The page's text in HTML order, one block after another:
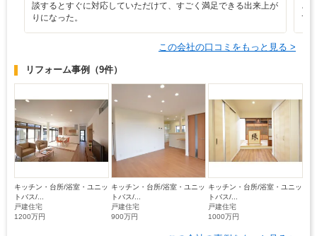
談するとすぐに対応していただけて、すごく満足できる出来上が
りになった。
ざ
て
この会社の口コミをもっと見る >
リフォーム事例 （9件）
キッチン・台所/浴室・ユニッ
トバス/...
戸建住宅
1200万円
キッチン・台所/浴室・ユニッ
トバス/...
戸建住宅
900万円
キッチン・台所/浴室・ユニッ
トバス/...
戸建住宅
1000万円